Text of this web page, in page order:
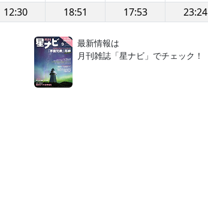
12:30 18:51 17:53 23:24
最新情報は
月刊雑誌「星ナビ」でチェック！